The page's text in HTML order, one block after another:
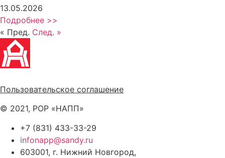
13.05.2026
Подробнее >>
« Пред. След. »
Пользовательское соглашение
© 2021, РОР «НАПП»
+7 (831) 433-33-29
infonapp@sandy.ru
603001, г. Нижний Новгород,